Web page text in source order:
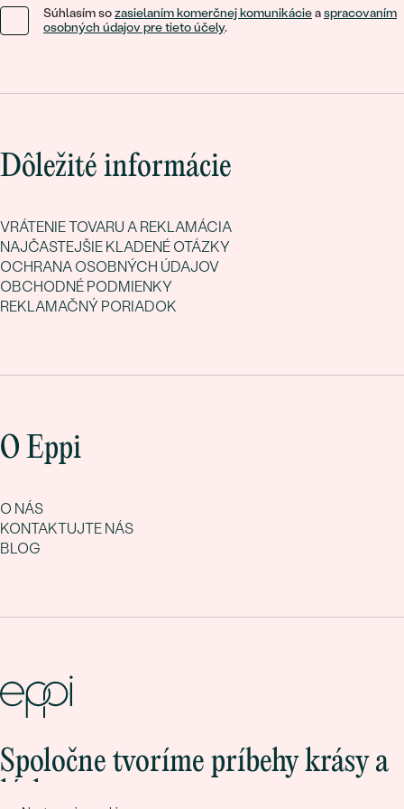
Súhlasím sozasielaním komerčnej komunikácieaspracovaním
osobných údajov pre tieto účely.
Dôležité informácie
VRÁTENIE TOVARU A REKLAMÁCIA
NAJČASTEJŠIE KLADENÉ OTÁZKY
OCHRANA OSOBNÝCH ÚDAJOV
OBCHODNÉ PODMIENKY
REKLAMAČNÝ PORIADOK
O Eppi
O NÁS
KONTAKTUJTE NÁS
BLOG
Spoločne tvoríme príbehy krásy a